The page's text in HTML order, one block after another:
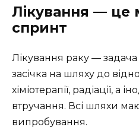
Лікування — це
спринт
Лікування раку —
засічка на шляху до
хіміотерапії, радіації, а
втручання. Всі шляхи
випробування.